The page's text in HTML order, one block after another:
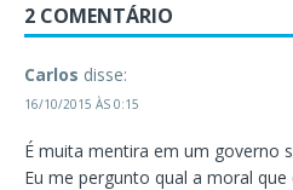
2 COMENTÁRIO
Carlos disse:
16/10/2015 ÀS 0:15
É muita mentira em um governo
Eu me pergunto qual a moral